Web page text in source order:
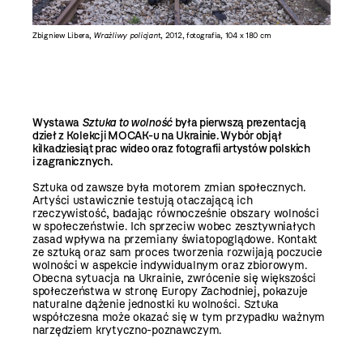
Zbigniew Libera, Wrażliwy policjant, 2012, fotografia, 104 x 180 cm
Wystawa Sztuka to wolność była pierwszą prezentacją
dzieł z Kolekcji MOCAK-u na Ukrainie. Wybór objął
kilkadziesiąt prac wideo oraz fotografii artystów polskich
i zagranicznych.
Sztuka od zawsze była motorem zmian społecznych.
Artyści ustawicznie testują otaczającą ich
rzeczywistość, badając równocześnie obszary wolności
w społeczeństwie. Ich sprzeciw wobec zesztywniałych
zasad wpływa na przemiany światopoglądowe. Kontakt
ze sztuką oraz sam proces tworzenia rozwijają poczucie
wolności w aspekcie indywidualnym oraz zbiorowym.
Obecna sytuacja na Ukrainie, zwrócenie się większości
społeczeństwa w stronę Europy Zachodniej, pokazuje
naturalne dążenie jednostki ku wolności. Sztuka
współczesna może okazać się w tym przypadku ważnym
narzędziem krytyczno-poznawczym.